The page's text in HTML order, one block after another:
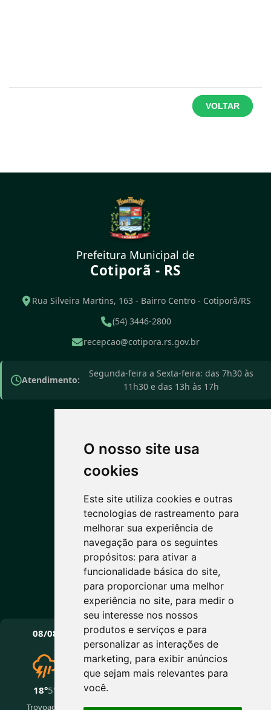
O nosso site usa
cookies
Este site utiliza cookies e outras
tecnologias de rastreamento para
melhorar sua experiência de
navegação para os seguintes
propósitos: para ativar a
funcionalidade básica do site,
para proporcionar uma melhor
experiência no site, para medir o
seu interesse nos nossos
produtos e serviços e para
personalizar as interações de
marketing, para exibir anúncios
que sejam mais relevantes para
você.
VOLTAR
Prefeitura Municipal de
Cotiporã - RS
Rua Silveira Martins, 163 - Bairro Centro - Cotiporã/RS
(54) 3446-2800
recepcao@cotipora.rs.gov.br
Atendimento:
Segunda-feira a Sexta-feira: das 7h30 às
11h30 e das 13h às 17h
PREVISÃO DO TEMPO
6°C
Céu limpo
Máx: 18° • Mín: 5°
Vento: 5.2 km/h
08/08
18°5°
Trovoadas
09/08
Céu limpo Nublado